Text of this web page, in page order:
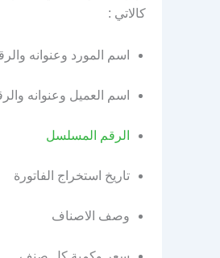
كالاتي :
اسم المورد وعنوانه
اسم العميل وعنوانه
الرقم المسلسل
تاريخ استخراج الفاتورة
وصف الاصناف